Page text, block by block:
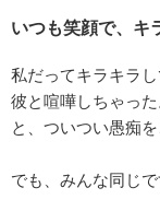
いつも笑顔で、キ
私だってキラキラ
彼と喧嘩しちゃった
と、ついつい愚痴
でも、みんな同じで